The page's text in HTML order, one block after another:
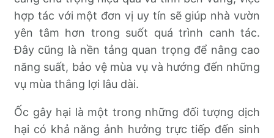
hợp tác với một đơn vị uy tín sẽ giúp nhà vườn
yên tâm hơn trong suốt quá trình canh tác.
Đây cũng là nền tảng quan trọng để nâng cao
năng suất, bảo vệ mùa vụ và hướng đến những
vụ mùa thắng lợi lâu dài.
Ốc gây hại là một trong những đối tượng dịch
hại có khả năng ảnh hưởng trực tiếp đến sinh